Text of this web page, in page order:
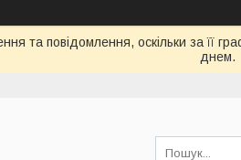
та повідомлення, оскільки за її
днем.